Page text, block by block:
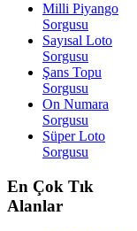
Milli Piyango
Sorgusu
Sayısal Loto
Sorgusu
Şans Topu
Sorgusu
On Numara
Sorgusu
Süper Loto
Sorgusu
En Çok Tık
Alanlar